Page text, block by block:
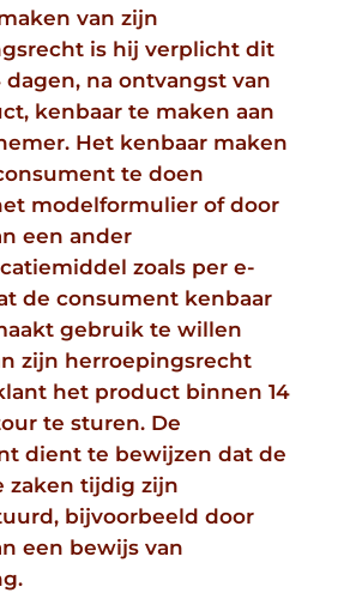
van zijn
is hij verplicht dit
dagen, na ontvangst van
kenbaar te maken aan
Het kenbaar maken
te doen
modelformulier of door
een ander
zoals per e-
de consument kenbaar
gebruik te willen
zijn herroepingsrecht
het product binnen 14
te sturen. De
dient te bewijzen dat de
zaken tijdig zijn
bijvoorbeeld door
een bewijs van